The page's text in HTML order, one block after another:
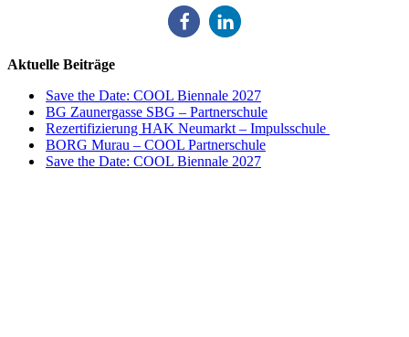
Aktuelle Beiträge
Save the Date: COOL Biennale 2027
BG Zaunergasse SBG – Partnerschule
Rezertifizierung HAK Neumarkt – Impulsschule
BORG Murau – COOL Partnerschule
Save the Date: COOL Biennale 2027